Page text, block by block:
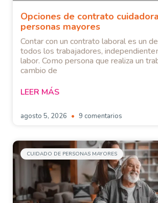
Opciones de contrato
personas mayores
Contar con un contrato laboral es un
todos los trabajadores,
labor. Como persona que realiza un
cambio de
LEER MÁS
agosto 5, 2026 9 comentarios
CUIDADO DE PERSONAS MAYORES